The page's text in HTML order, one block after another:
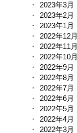
2023年3月
2023年2月
2023年1月
2022年12月
2022年11月
2022年10月
2022年9月
2022年8月
2022年7月
2022年6月
2022年5月
2022年4月
2022年3月